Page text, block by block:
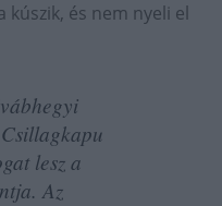
és nem nyeli el
lesz a
Az